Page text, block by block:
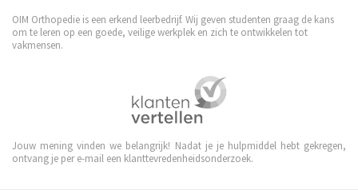
OIM Orthopedie is een erkend leerbedrijf. Wij geven studenten graag de kans
om te leren op een goede, veilige werkplek en zich te ontwikkelen tot
vakmensen.
Jouw mening vinden we belangrijk! Nadat je je hulpmiddel hebt gekregen,
ontvang je per e-mail een klanttevredenheidsonderzoek.